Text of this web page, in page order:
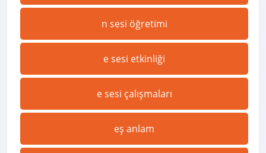
n sesi öğretimi
e sesi etkinliği
e sesi çalışmaları
eş anlam